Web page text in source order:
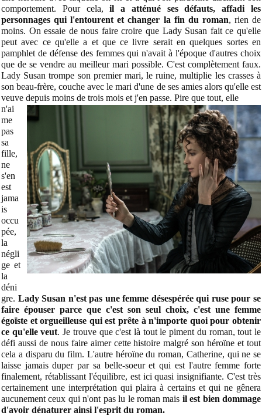
comportement. Pour cela,il a atténué ses défauts, affadi les
personnages qui l'entourent et changer la fin du roman, rien de
moins. On essaie de nous faire croire que Lady Susan fait ce qu'elle
peut avec ce qu'elle a et que ce livre serait en quelques sortes en
pamphlet de défense des femmes qui n'avait à l'époque d'autres choix
que de se vendre au meilleur mari possible. C'est complètement faux.
Lady Susan trompe son premier mari, le ruine, multiplie les crasses à
son beau-frère, couche avec le mari d'une de ses amies alors qu'elle est
veuve depuis moins de trois mois et j'en passe. Pire que tout, elle
n'ai
me
pas
sa
fille,
ne
s'en
est
jama
is
occu
pée,
la
négli
ge et
la
déni
gre. Lady Susan n'est pas une femme désespérée qui ruse pour se
faire épouser parce que c'est son seul choix, c'est une femme
égoïste et orgueilleuse qui est prête à n'importe quoi pour obtenir
ce qu'elle veut. Je trouve que c'est là tout le piment du roman, tout le
défi aussi de nous faire aimer cette histoire malgré son héroïne et tout
cela a disparu du film. L'autre héroïne du roman, Catherine, qui ne se
laisse jamais duper par sa belle-soeur et qui est l'autre femme forte
finalement, rétablissant l'équilibre, est ici quasi insignifiante. C'est très
certainement une interprétation qui plaira à certains et qui ne gênera
aucunement ceux qui n'ont pas lu le roman mais il est bien dommage
d'avoir dénaturer ainsi l'esprit du roman.